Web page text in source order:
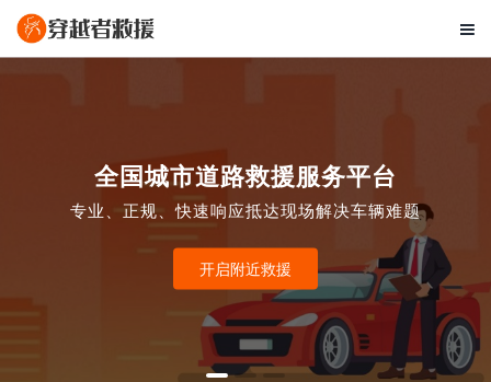

全国城市道路救援服务平台
专业、正规、快速响应抵达现场解决车辆难题
开启附近救援